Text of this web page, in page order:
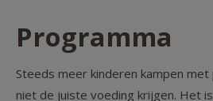
Programma
Steeds meer kinderen kampen
niet de juiste voeding krijgen. Het